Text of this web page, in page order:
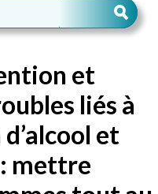
et
liés à
et
mettre